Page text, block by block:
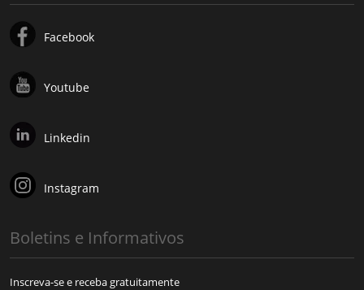
Facebook
Youtube
Linkedin
Instagram
Boletins e Informativos
Inscreva-se e receba gratuitamente